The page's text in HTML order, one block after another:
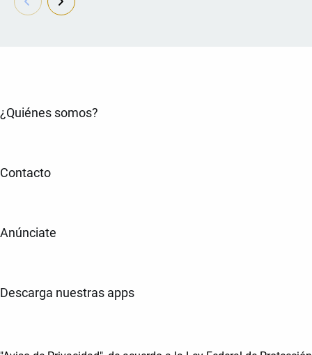
¿Quiénes somos?
Contacto
Anúnciate
Descarga nuestras apps